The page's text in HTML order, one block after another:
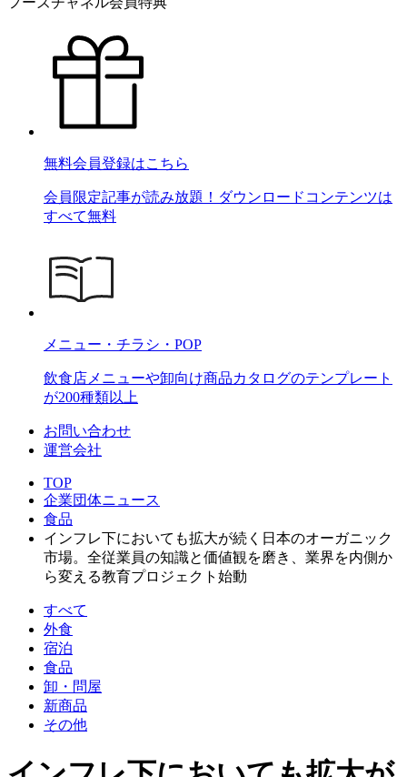
無料会員登録はこちら
会員限定記事が読み放題！ダウンロードコンテンツは
すべて無料
メニュー・チラシ・POP
飲食店メニューや卸向け商品カタログのテンプレート
が200種類以上
お問い合わせ
運営会社
TOP
企業団体ニュース
食品
インフレ下においても拡大が続く日本のオーガニック
市場。全従業員の知識と価値観を磨き、業界を内側か
ら変える教育プロジェクト始動
すべて
外食
宿泊
食品
卸・問屋
新商品
その他